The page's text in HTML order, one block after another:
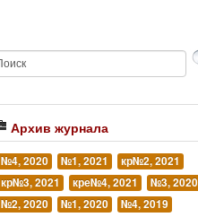
Архив журнала
№4, 2020 №1, 2021
кр№2, 2021
кр№3, 2021
кре№4, 2021
№3, 2020
№2, 2020
№1, 2020
№4, 2019